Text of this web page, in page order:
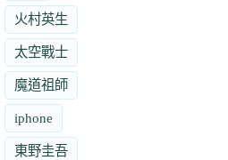
火村英生
太空戰士
魔道祖師
iphone
東野圭吾